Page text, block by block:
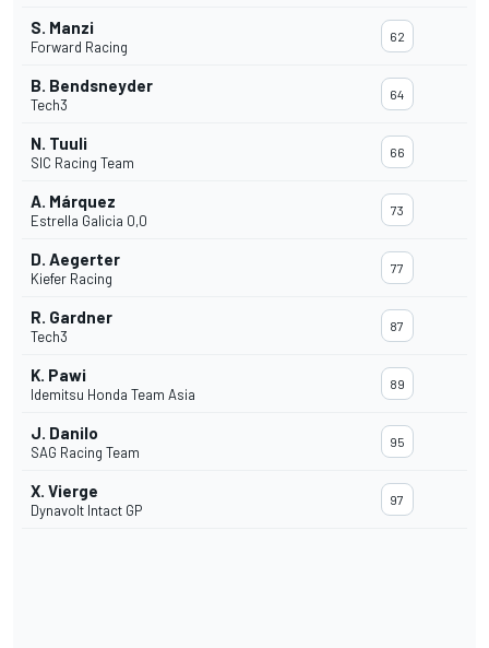
S. Manzi
Forward Racing
62
B. Bendsneyder
Tech3
64
N. Tuuli
SIC Racing Team
66
A. Márquez
Estrella Galicia 0,0
73
D. Aegerter
Kiefer Racing
77
R. Gardner
Tech3
87
K. Pawi
Idemitsu Honda Team Asia
89
J. Danilo
SAG Racing Team
95
X. Vierge
Dynavolt Intact GP
97